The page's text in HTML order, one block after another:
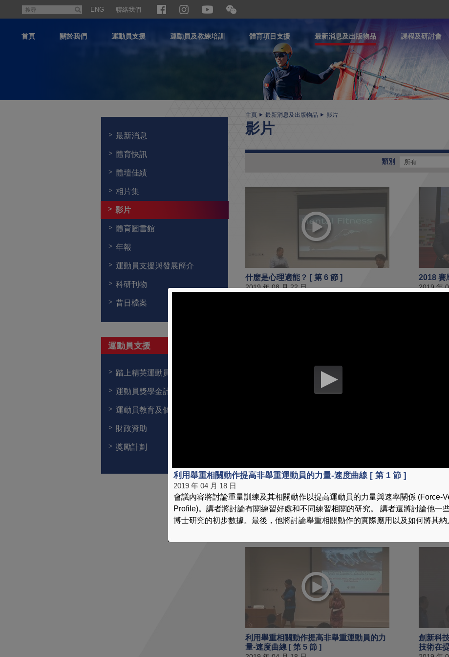
尋
ENG 聯絡我們
開
合
維
首頁 關於我們 運動員支援 運動員及教練培訓 體育項目支援 最新消息及出版物品 課程及研討會
最新消息
體育快訊
體壇佳績
相片集
影片
體育圖書館
年報
運動員支援與發展簡介
科研刊物
昔日檔案
運動員支援
踏上精英運動員之路
運動員獎學金計劃
運動員教育及個人發展支援
財政資助
獎勵計劃
主頁 最新消息及出版物品 影片
影片
類別 所有
什麼是心理適能？ [ 第 6 節 ]
2019 年 08 月 22 日
2018 賽
2019 年
利用舉重相關動作提高非舉重運動員的力
利用舉
量-速
利用舉重相關動作提高非舉重運動員的力
量-速度曲線 [ 第 3 節 ]
利用舉
量-速度
利用舉重相關動作提高非舉重運動員的力
量-速度曲線 [ 第 5 節 ]
創新科
技術在
利用舉重相關動作提高非舉重運動員的力量-速度曲線 [ 第 1 節 ]
2019 年 04 月 18 日
會議內容將討論重量訓練及其相關動作以提高運動員的力量與速率關係 (Force-
Profile)。講者將討論有關練習好處和不同練習相關的研究。 講者還將討論他一
博士研究的初步數據。最後，他將討論舉重相關動作的實際應用以及如何將其納